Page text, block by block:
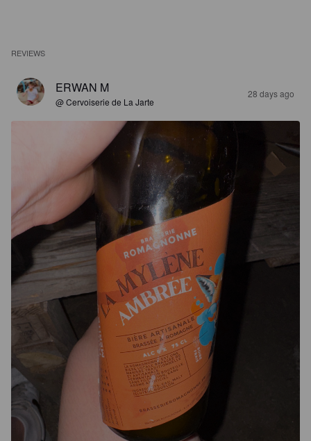
REVIEWS
ERWAN M
@ Cervoiserie de La Jarte
28 days ago